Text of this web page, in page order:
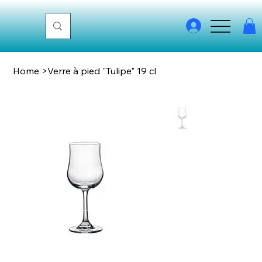
Home >Verre à pied "Tulipe" 19 cl